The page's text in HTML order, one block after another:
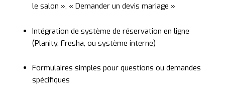
le salon », « Demander un devis mariage »
Intégration de système de réservation en ligne
(Planity, Fresha, ou système interne)
Formulaires simples pour questions ou demandes
spécifiques